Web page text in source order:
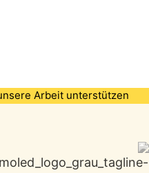
Arbeit unterstützen